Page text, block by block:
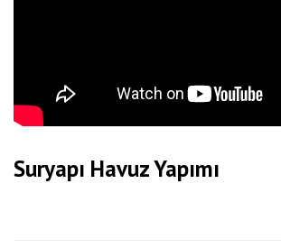
Suryapı Havuz Yapımı